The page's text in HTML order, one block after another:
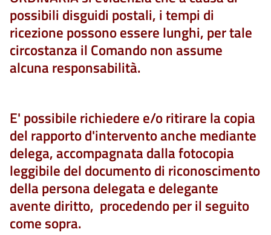
possibili disguidi postali, i tempi di
ricezione possono essere lunghi, per tale
circostanza il Comando non assume
alcuna responsabilità.
E' possibile richiedere e/o ritirare la copia
del rapporto d'intervento anche mediante
delega, accompagnata dalla fotocopia
leggibile del documento di riconoscimento
della persona delegata e delegante
avente diritto, procedendo per il seguito
come sopra.